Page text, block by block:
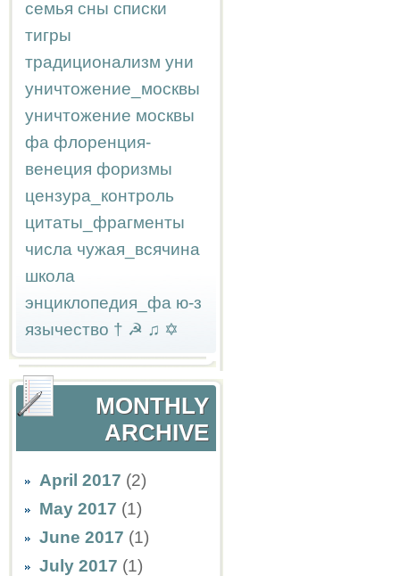
семья сны списки
тигры
традиционализм уни
уничтожение_москвы
уничтожение москвы
фа флоренция-
венеция форизмы
цензура_контроль
цитаты_фрагменты
числа чужая_всячина
школа
энциклопедия_фа ю-з
язычество † ☭ ♫ ✡
MONTHLY
ARCHIVE
April 2017 (2)
May 2017 (1)
June 2017 (1)
July 2017 (1)